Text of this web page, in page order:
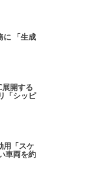
に 「生成
展開する
「シッピ
用「スケ
車両を約